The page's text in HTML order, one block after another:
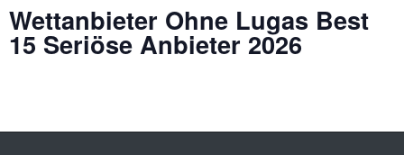
Wettanbieter Ohne Lugas Best
15 Seriöse Anbieter 2026